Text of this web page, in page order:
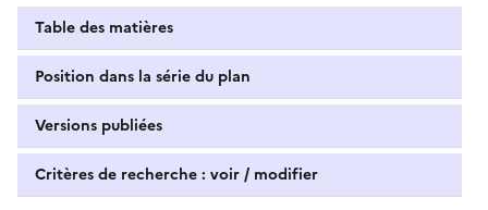
Table des matières
Position dans la série du plan
Versions publiées
Critères de recherche : voir / modifier